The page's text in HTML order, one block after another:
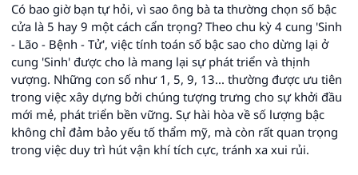
Có bao giờ bạn tự hỏi, vì sao ông bà ta thường chọn số bậc
cửa là 5 hay 9 một cách cẩn trọng? Theo chu kỳ 4 cung 'Sinh
- Lão - Bệnh - Tử', việc tính toán số bậc sao cho dừng lại ở
cung 'Sinh' được cho là mang lại sự phát triển và thịnh
vượng. Những con số như 1, 5, 9, 13... thường được ưu tiên
trong việc xây dựng bởi chúng tượng trưng cho sự khởi đầu
mới mẻ, phát triển bền vững. Sự hài hòa về số lượng bậc
không chỉ đảm bảo yếu tố thẩm mỹ, mà còn rất quan trọng
trong việc duy trì hút vận khí tích cực, tránh xa xui rủi.